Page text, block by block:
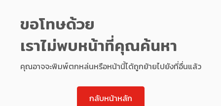
ขอโทษด้วย
เราไม่พบหน้าที่คุณค้นหา
คุณอาจจะพิมพ์ตกหล่นหรือหน้านี้ได้ถูกย้ายไปยังที่อื่นแล้ว
กลับหน้าหลัก